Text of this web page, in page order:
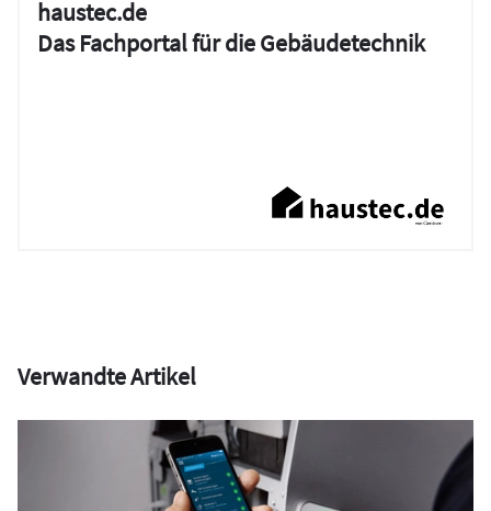
haustec.de
Das Fachportal für die Gebäudetechnik
Verwandte Artikel